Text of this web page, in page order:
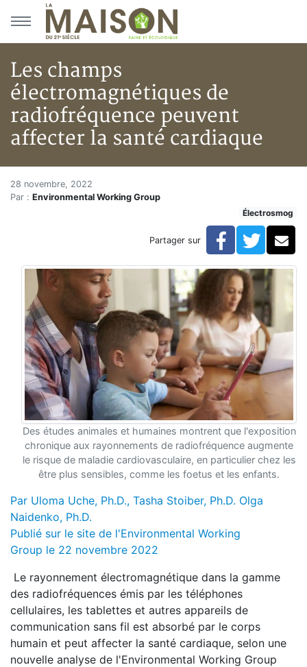
Aller au menu principal
Aller au contenu principal
Les champs
électromagnétiques de
radiofréquence peuvent
affecter la santé cardiaque
Accueil
Articles
Les champs électromagnétiques de radiofréquence
Les champs
28 novembre, 2022
Par : Environmental Working Group
Électrosmog
Partager sur Facebook
Des études animales et humaines montrent que l'exposition
chronique aux rayonnements de radiofréquence augmente
le risque de maladie cardiovasculaire, en particulier chez les
être plus sensibles, comme les foetus et les enfants.
Par Uloma Uche, Ph.D., Tasha Stoiber, Ph.D. Olga
Naidenko, Ph.D.
Publié sur le site de l'Environmental Working
Group le 22 novembre 2022
Le rayonnement électromagnétique dans la gamme
des radiofréquences émis par les téléphones
cellulaires, les tablettes et autres appareils de
communication sans fil est absorbé par le corps
humain et peut affecter la santé cardiaque, selon une
nouvelle analyse de l'Environmental Working Group